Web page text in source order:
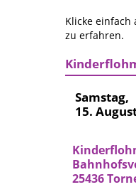
Klicke einfach
zu erfahren.
Samstag,
15.
25436